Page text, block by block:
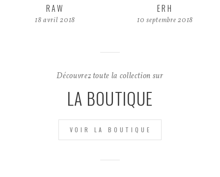
RAW
18 avril 2018
ERH
10 septembre 2018
Découvrez toute la collection sur
LA BOUTIQUE
VOIR LA BOUTIQUE